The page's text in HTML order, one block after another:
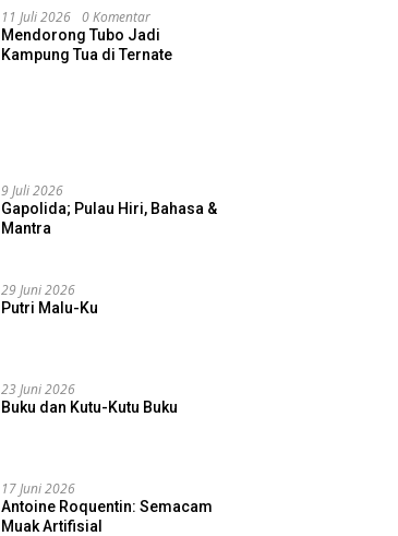
11 Juli 2026 0 Komentar
Mendorong Tubo Jadi
Kampung Tua di Ternate
9 Juli 2026
Gapolida; Pulau Hiri, Bahasa &
Mantra
29 Juni 2026
Putri Malu-Ku
23 Juni 2026
Buku dan Kutu-Kutu Buku
17 Juni 2026
Antoine Roquentin: Semacam
Muak Artifisial